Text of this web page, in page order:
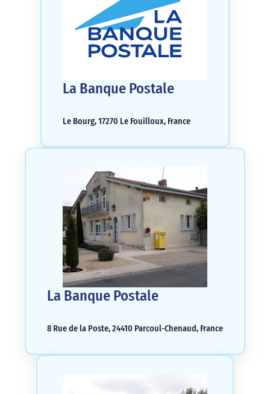
La Banque Postale
Le Bourg, 17270 Le Fouilloux, France
La Banque Postale
8 Rue de la Poste, 24410 Parcoul-Chenaud, France